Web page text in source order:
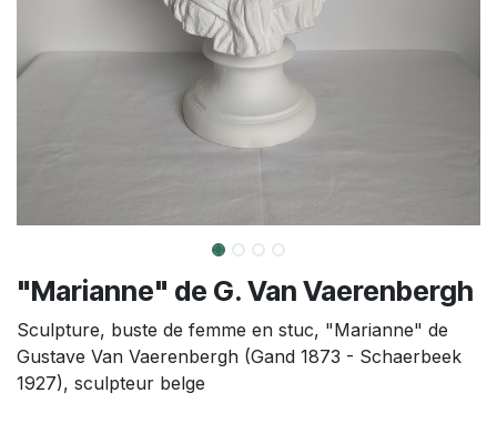
"Marianne" de G. Van Vaerenbergh
Sculpture, buste de femme en stuc, "Marianne" de
Gustave Van Vaerenbergh (Gand 1873 - Schaerbeek
1927), sculpteur belge